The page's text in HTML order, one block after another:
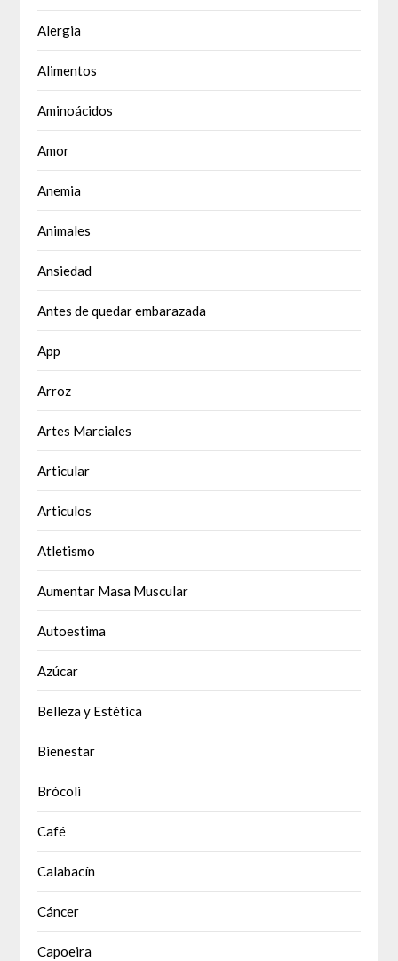
Alergia
Alimentos
Aminoácidos
Amor
Anemia
Animales
Ansiedad
Antes de quedar embarazada
App
Arroz
Artes Marciales
Articular
Articulos
Atletismo
Aumentar Masa Muscular
Autoestima
Azúcar
Belleza y Estética
Bienestar
Brócoli
Café
Calabacín
Cáncer
Capoeira